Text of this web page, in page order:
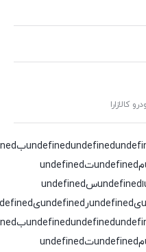
کالازارا
undefinedundefined
undefinedقundefinedیundefinedمundefinedتundefined
undefinedتundefinedمundefinedاundefinedسundefined
undefinedundefined
undefinedقundefinedیundefinedمundefinedتundefined